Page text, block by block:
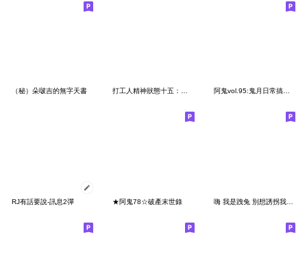
（秘）朵啵吉的無字天書 打工人精神狀態十五：老闆又來了 阿鬼vol.95:鬼月日常搞鬼篇(內含失效貼圖)
RJ有話要說-訊息2彈 ★阿鬼78☆破產末世錄 嗨 我是跩兔 別想誘拐我的錢錢